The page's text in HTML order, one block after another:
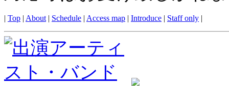
| Top | About | Schedule | Access map | Introduce | Staff only |